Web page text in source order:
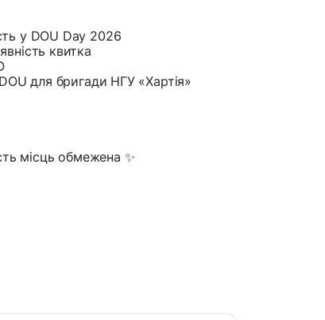
у DOU Day 2026
квитка
для бригади НГУ «Хартія»
місць обмежена ✨